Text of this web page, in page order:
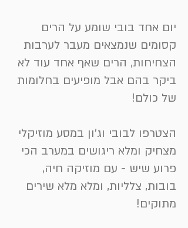
יום אחד בובי שומע על הרים
קסומים שנמצאים מעבר לערבות
הצחיחות, הרים שאף אחד עוד לא
ביקר בהם אבל מופיעים בחלומות
של כולם!
הצטרפו לבובי וג'ון במסע מוזיקלי
מצחיק ומלא ריגושים במערב הכי
פרוע שיש - עם מוזיקה חיה,
בובות, צלליות, ומלא מלא שירים
מתוקים!